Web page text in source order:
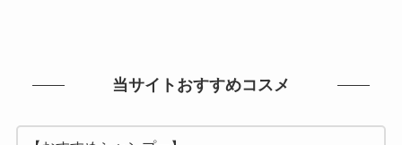
当サイトおすすめコスメ